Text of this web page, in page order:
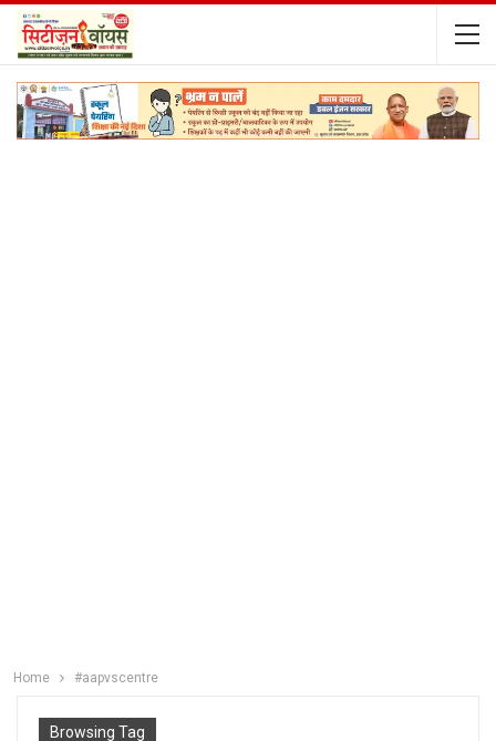
Home #aapvscentre
Browsing Tag